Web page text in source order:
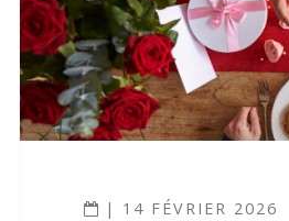
| 14 FÉVRIER 2026